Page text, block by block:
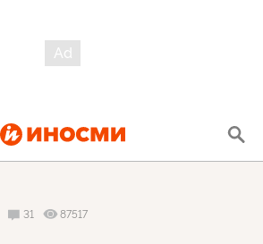
31
87517